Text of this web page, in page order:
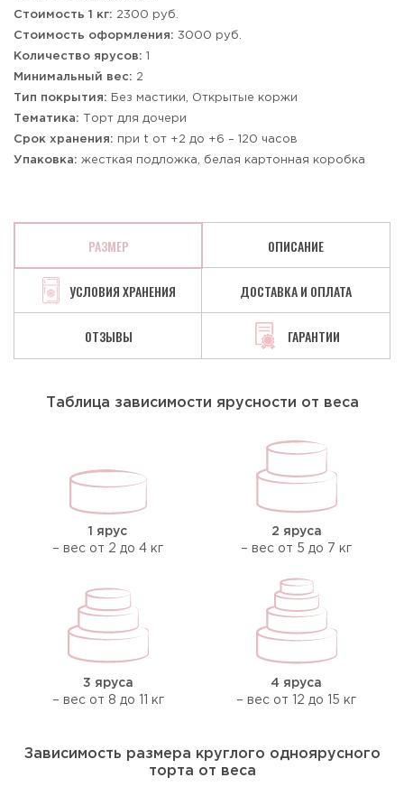
Стоимость 1 кг: 2300 руб.
Стоимость оформления: 3000 руб.
Количество ярусов: 1
Минимальный вес: 2
Тип покрытия: Без мастики, Открытые коржи
Тематика: Торт для дочери
Срок хранения: при t от +2 до +6 – 120 часов
Упаковка: жесткая подложка, белая картонная коробка
РАЗМЕР ОПИСАНИЕ
УСЛОВИЯ ХРАНЕНИЯ ДОСТАВКА И ОПЛАТА
ОТЗЫВЫ ГАРАНТИИ
Таблица зависимости ярусности от веса
1 ярус
– вес от 2 до 4 кг
2 яруса
– вес от 5 до 7 кг
3 яруса
– вес от 8 до 11 кг
4 яруса
– вес от 12 до 15 кг
Зависимость размера круглого одноярусного
торта от веса